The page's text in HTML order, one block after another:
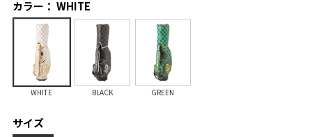
カラー： WHITE
WHITE BLACK GREEN
サイズ